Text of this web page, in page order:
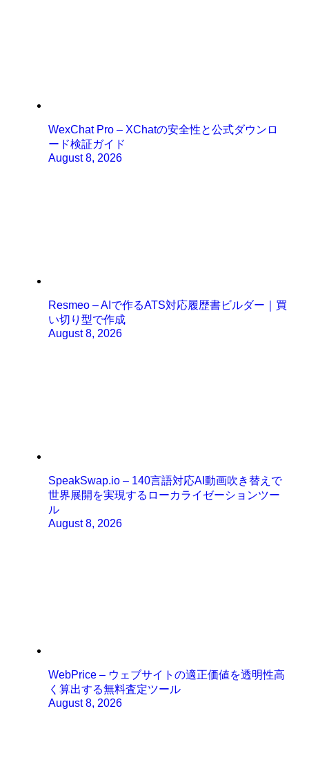
WexChat Pro – XChatの安全性と公式ダウンロ
ード検証ガイド
August 8, 2026
Resmeo – AIで作るATS対応履歴書ビルダー｜買
い切り型で作成
August 8, 2026
SpeakSwap.io – 140言語対応AI動画吹き替えで
世界展開を実現するローカライゼーションツー
ル
August 8, 2026
WebPrice – ウェブサイトの適正価値を透明性高
く算出する無料査定ツール
August 8, 2026